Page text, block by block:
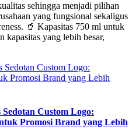
sehingga menjadi pilihan
yang fungsional sekaligus
🥤 Kapasitas 750 ml untuk
kapasitas yang lebih besar,
Custom Logo:
Promosi Brand yang Lebih